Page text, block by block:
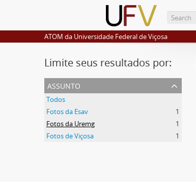
ATOM da Universidade Federal de Viçosa
Limite seus resultados por:
assunto
Todos
Fotos da Esav
1
Fotos da Uremg
1
Fotos de Viçosa
1